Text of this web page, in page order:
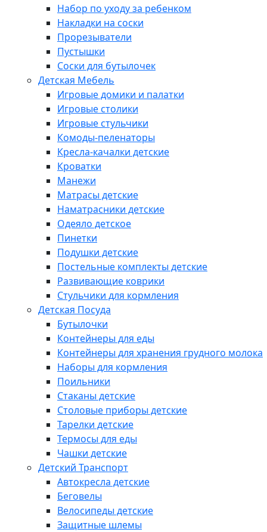
Набор по уходу за ребенком
Накладки на соски
Прорезыватели
Пустышки
Соски для бутылочек
Детская Мебель
Игровые домики и палатки
Игровые столики
Игровые стульчики
Комоды-пеленаторы
Кресла-качалки детские
Кроватки
Манежи
Матрасы детские
Наматрасники детские
Одеяло детское
Пинетки
Подушки детские
Постельные комплекты детские
Развивающие коврики
Стульчики для кормления
Детская Посуда
Бутылочки
Контейнеры для еды
Контейнеры для хранения грудного молока
Наборы для кормления
Поильники
Стаканы детские
Столовые приборы детские
Тарелки детские
Термосы для еды
Чашки детские
Детский Транспорт
Автокресла детские
Беговелы
Велосипеды детские
Защитные шлемы